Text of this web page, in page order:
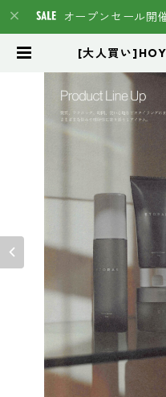
オープンセール
[大人買い
５本フルセッ
通販ページ #